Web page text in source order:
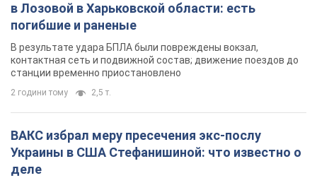
в Лозовой в Харьковской области: есть
погибшие и раненые
В результате удара БПЛА были повреждены вокзал,
контактная сеть и подвижной состав; движение поездов до
станции временно приостановлено
2 години тому 2,5 т.
ВАКС избрал меру пресечения экс-послу
Украины в США Стефанишиной: что известно о
деле